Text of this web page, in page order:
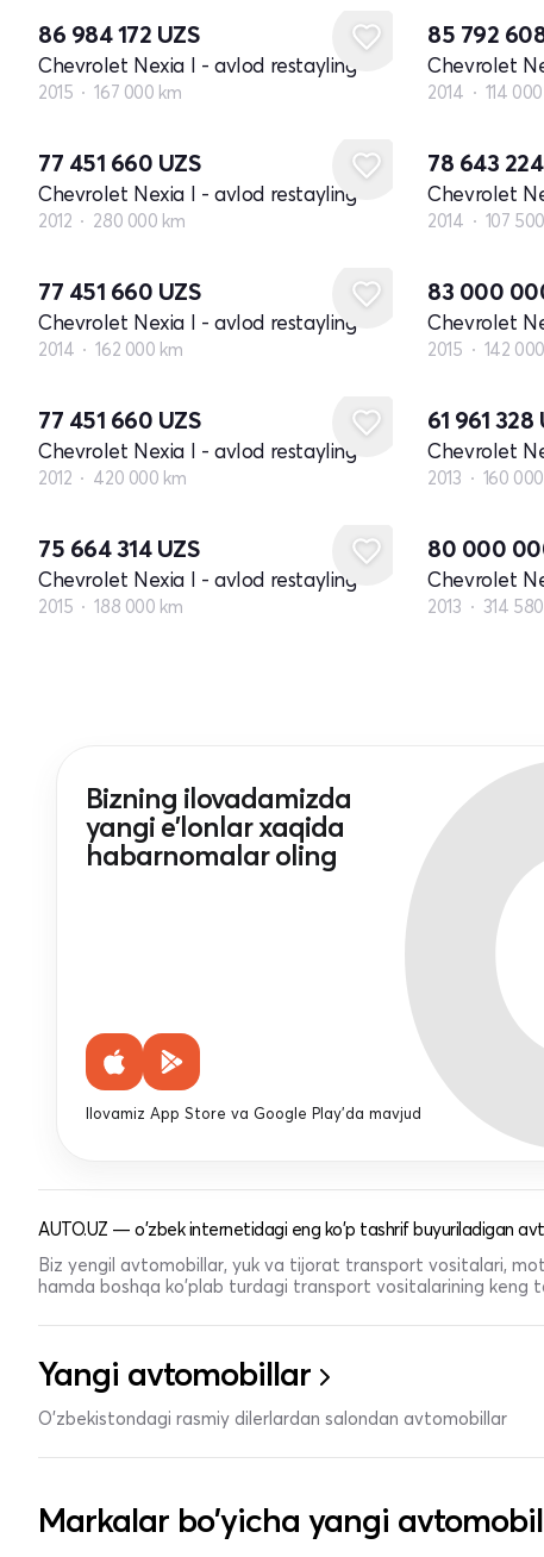
86 984 172 UZS
Chevrolet Nexia I - avlod restayling
2015 167 000 km
85 792
Chevrolet
2014 114
77 451 660 UZS
Chevrolet Nexia I - avlod restayling
2012 280 000 km
78 643 224
Chevrolet
2014 107
77 451 660 UZS
Chevrolet Nexia I - avlod restayling
2014 162 000 km
83 000
Chevrolet
2015 142
77 451 660 UZS
Chevrolet Nexia I - avlod restayling
2012 420 000 km
61 961 328
Chevrolet
2013 160
75 664 314 UZS
Chevrolet Nexia I - avlod restayling
2015 188 000 km
80 000
Chevrolet
2013 314
Bizning ilovadamizda
yangi e'lonlar xaqida
habarnomalar oling
Ilovamiz App Store va Google Play'da mavjud
AUTO.UZ — o'zbek internetidagi eng ko'p tashrif buyuriladigan
Biz yengil avtomobillar, yuk va tijorat transport vositalari,
hamda boshqa ko'plab turdagi transport vositalarining keng
Yangi avtomobillar
O'zbekistondagi rasmiy dilerlardan salondan avtomobillar
Markalar bo'yicha yangi